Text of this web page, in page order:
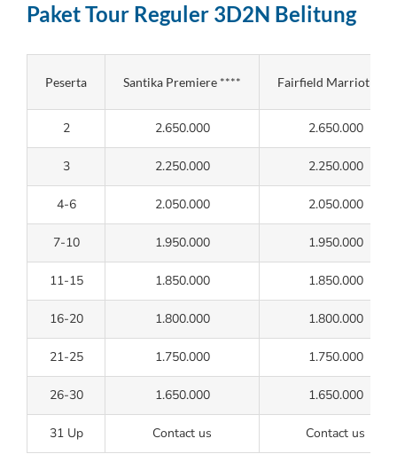
Paket Tour Reguler 3D2N Belitung
Peserta Santika Premiere **** Fairfield Marriot ****
2 2.650.000 2.650.000
3 2.250.000 2.250.000
4-6 2.050.000 2.050.000
7-10 1.950.000 1.950.000
11-15 1.850.000 1.850.000
16-20 1.800.000 1.800.000
21-25 1.750.000 1.750.000
26-30 1.650.000 1.650.000
31 Up Contact us Contact us